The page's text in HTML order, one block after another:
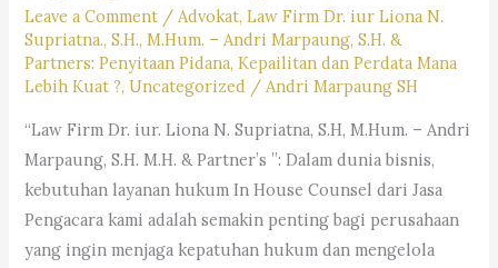
Leave a Comment /Advokat,Law Firm Dr. iur Liona N.
Supriatna., S.H., M.Hum. – Andri Marpaung, S.H. &
Partners: Penyitaan Pidana, Kepailitan dan Perdata Mana
Lebih Kuat ?,Uncategorized /Andri Marpaung SH
“Law Firm Dr. iur. Liona N. Supriatna, S.H, M.Hum. – Andri
Marpaung, S.H. M.H. & Partner’s ”: Dalam dunia bisnis,
kebutuhan layanan hukum In House Counsel dari Jasa
Pengacara kami adalah semakin penting bagi perusahaan
yang ingin menjaga kepatuhan hukum dan mengelola